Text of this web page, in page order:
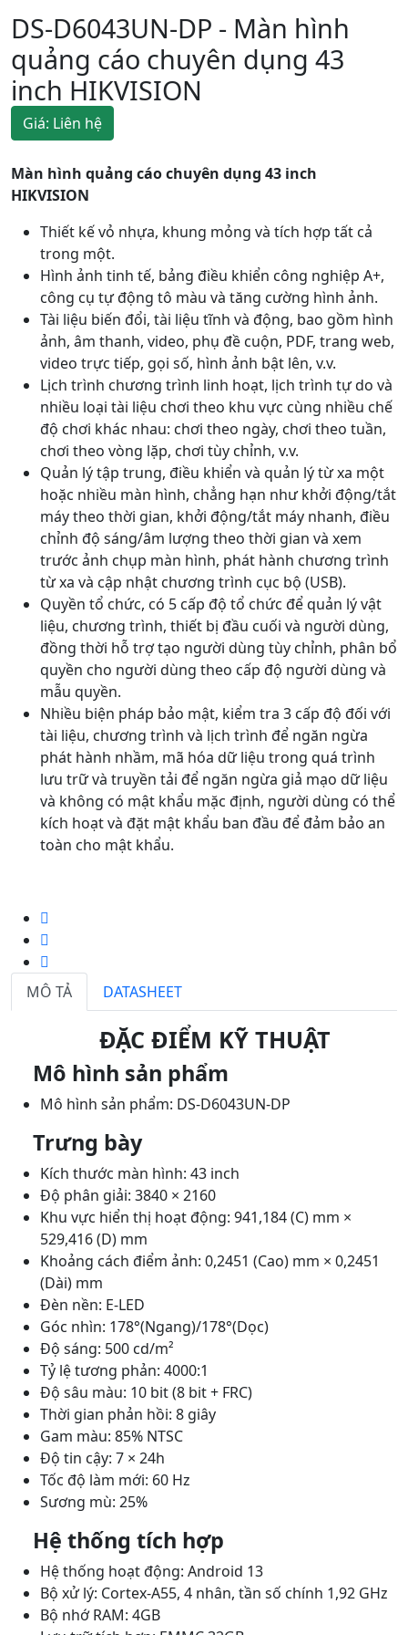
DS-D6043UN-DP - Màn hình
quảng cáo chuyên dụng 43
inch HIKVISION
Giá: Liên hệ
Màn hình quảng cáo chuyên dụng 43 inch
HIKVISION
Thiết kế vỏ nhựa, khung mỏng và tích hợp tất cả
trong một.
Hình ảnh tinh tế, bảng điều khiển công nghiệp A+,
công cụ tự động tô màu và tăng cường hình ảnh.
Tài liệu biến đổi, tài liệu tĩnh và động, bao gồm hình
ảnh, âm thanh, video, phụ đề cuộn, PDF, trang web,
video trực tiếp, gọi số, hình ảnh bật lên, v.v.
Lịch trình chương trình linh hoạt, lịch trình tự do và
nhiều loại tài liệu chơi theo khu vực cùng nhiều chế
độ chơi khác nhau: chơi theo ngày, chơi theo tuần,
chơi theo vòng lặp, chơi tùy chỉnh, v.v.
Quản lý tập trung, điều khiển và quản lý từ xa một
hoặc nhiều màn hình, chẳng hạn như khởi động/tắt
máy theo thời gian, khởi động/tắt máy nhanh, điều
chỉnh độ sáng/âm lượng theo thời gian và xem
trước ảnh chụp màn hình, phát hành chương trình
từ xa và cập nhật chương trình cục bộ (USB).
Quyền tổ chức, có 5 cấp độ tổ chức để quản lý vật
liệu, chương trình, thiết bị đầu cuối và người dùng,
đồng thời hỗ trợ tạo người dùng tùy chỉnh, phân bổ
quyền cho người dùng theo cấp độ người dùng và
mẫu quyền.
Nhiều biện pháp bảo mật, kiểm tra 3 cấp độ đối với
tài liệu, chương trình và lịch trình để ngăn ngừa
phát hành nhầm, mã hóa dữ liệu trong quá trình
lưu trữ và truyền tải để ngăn ngừa giả mạo dữ liệu
và không có mật khẩu mặc định, người dùng có thể
kích hoạt và đặt mật khẩu ban đầu để đảm bảo an
toàn cho mật khẩu.
MÔ TẢ DATASHEET
ĐẶC ĐIỂM KỸ THUẬT
Mô hình sản phẩm
Mô hình sản phẩm: DS-D6043UN-DP
Trưng bày
Kích thước màn hình: 43 inch
Độ phân giải: 3840 × 2160
Khu vực hiển thị hoạt động: 941,184 (C) mm ×
529,416 (D) mm
Khoảng cách điểm ảnh: 0,2451 (Cao) mm × 0,2451
(Dài) mm
Đèn nền: E-LED
Góc nhìn: 178°(Ngang)/178°(Dọc)
Độ sáng: 500 cd/m²
Tỷ lệ tương phản: 4000:1
Độ sâu màu: 10 bit (8 bit + FRC)
Thời gian phản hồi: 8 giây
Gam màu: 85% NTSC
Độ tin cậy: 7 × 24h
Tốc độ làm mới: 60 Hz
Sương mù: 25%
Hệ thống tích hợp
Hệ thống hoạt động: Android 13
Bộ xử lý: Cortex-A55, 4 nhân, tần số chính 1,92 GHz
Bộ nhớ RAM: 4GB